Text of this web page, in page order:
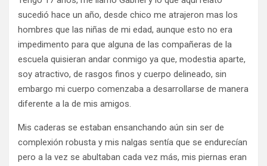
sucedió hace un año, desde chico me atrajeron mas los
hombres que las niñas de mi edad, aunque esto no era
impedimento para que alguna de las compañeras de la
escuela quisieran andar conmigo ya que, modestia aparte,
soy atractivo, de rasgos finos y cuerpo delineado, sin
embargo mi cuerpo comenzaba a desarrollarse de manera
diferente a la de mis amigos.
Mis caderas se estaban ensanchando aún sin ser de
complexión robusta y mis nalgas sentía que se endurecían
pero a la vez se abultaban cada vez más, mis piernas eran